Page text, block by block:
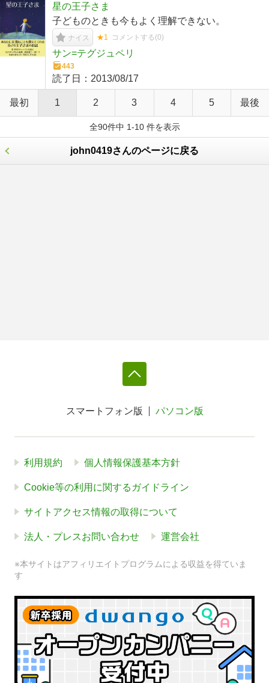
星の王子さま
子どものときも今もよく理解できない。
ナイス ★1 コメントする(0)
サン=テグジュペリ
443
読了日： 2013/08/17
最初 1 2 3 4 5 最後
全90件中 1-10 件を表示
john0419さんのページに戻る
スマートフォン版 パソコン版
利用規約 個人情報保護基本方針
Cookie等の利用に関するガイドライン
サイトアクセス情報の取得について
法人・プレスお問い合わせ 運営会社
※本サイトはアフィリエイトプログラムによる収益を得ていま
す